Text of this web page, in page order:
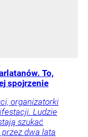
To,
spojrzenie
organizatorki
Ludzie
szukać
dwa lata